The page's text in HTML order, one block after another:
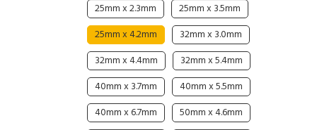
Ultrasonic & Rotary Encoder
Inductive Sensors
Photoelectric
25mm x 2.3mm
25mm x 3.5mm
25mm x 4.2mm
32mm x 3.0mm
32mm x 4.4mm
32mm x 5.4mm
40mm x 3.7mm
40mm x 5.5mm
40mm x 6.7mm
50mm x 4.6mm